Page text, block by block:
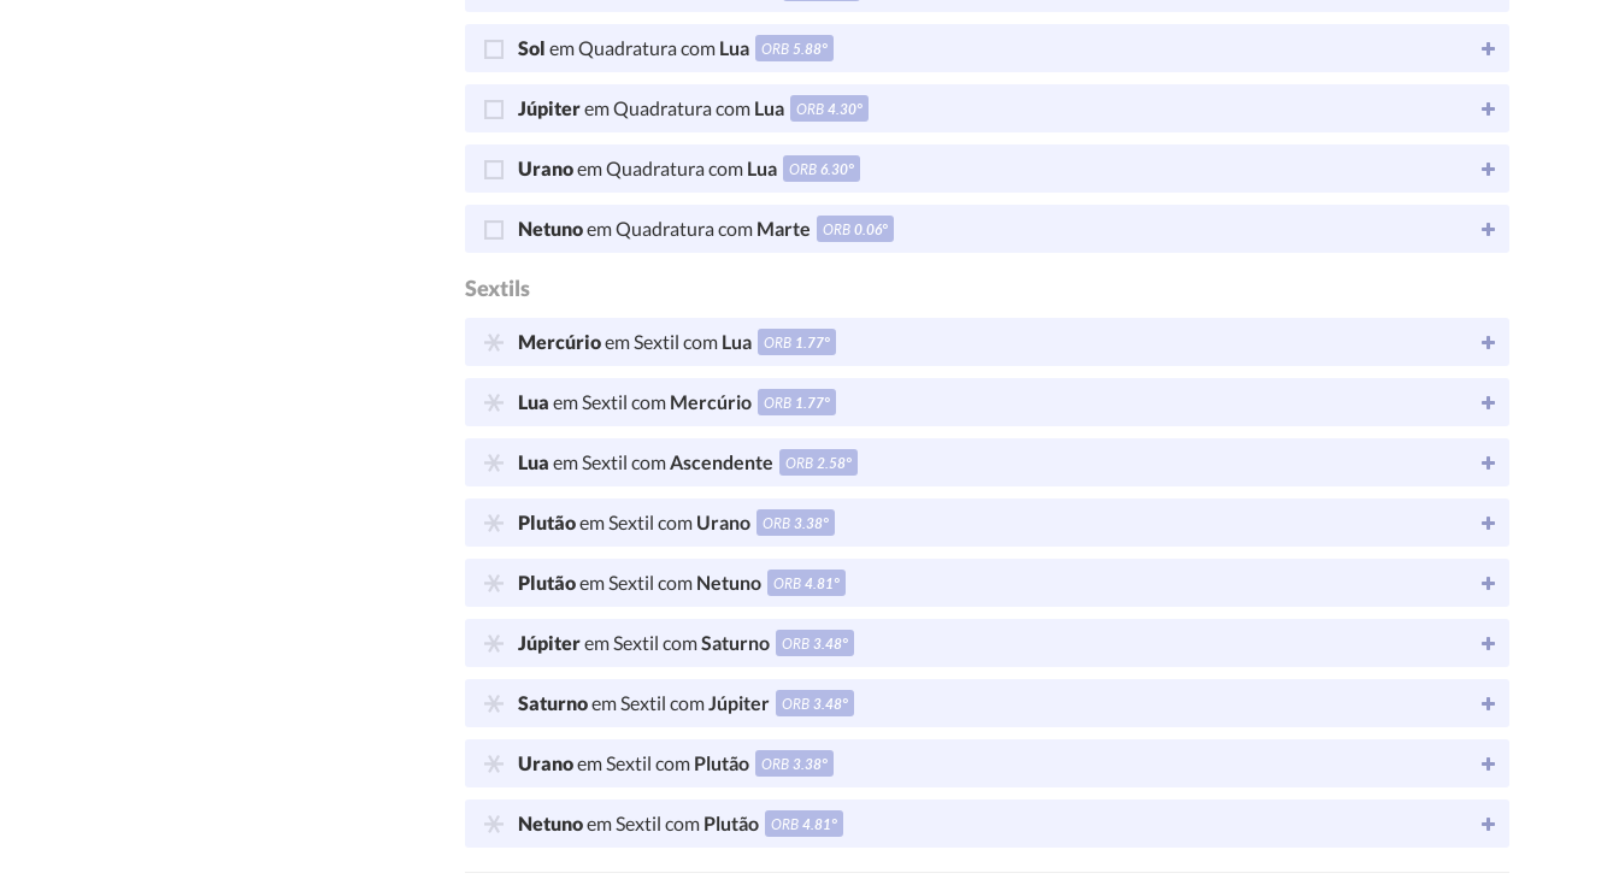
Sol em Quadratura com Lua ORB 5.88°
Júpiterem Quadratura com Lua ORB4.30°
Uranoem Quadratura com Lua ORB6.30°
Netunoem Quadratura com Marte ORB0.06°
Sextils
Mercúrioem Sextil com Lua ORB 1.77°
Lua em Sextil com Mercúrio ORB 1.77°
Lua em Sextil comAscendente ORB2.58°
Plutãoem Sextil com Urano ORB3.38°
Plutãoem Sextil com Netuno ORB4.81°
Júpiterem Sextil comSaturno ORB3.48°
Saturnoem Sextil comJúpiter ORB3.48°
Uranoem Sextil com Plutão ORB3.38°
Netunoem Sextil com Plutão ORB4.81°